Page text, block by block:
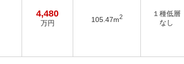
4,480
万円 105.47m2
１種低層
なし